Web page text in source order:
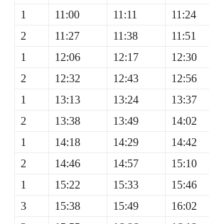
1
11:00 11:11 11:24
2
11:27 11:38 11:51
1
12:06 12:17 12:30
2
12:32 12:43 12:56
1
13:13 13:24 13:37
2
13:38 13:49 14:02
1
14:18 14:29 14:42
2
14:46 14:57 15:10
1
15:22 15:33 15:46
3
15:38 15:49 16:02